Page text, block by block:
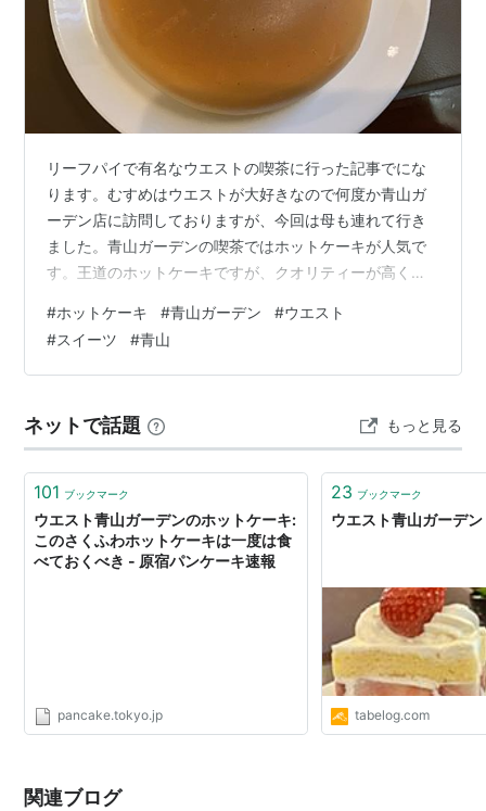
リーフパイで有名なウエストの喫茶に行った記事でにな
ります。むすめはウエストが大好きなので何度か青山ガ
ーデン店に訪問しておりますが、今回は母も連れて行き
ました。青山ガーデンの喫茶ではホットケーキが人気で
す。王道のホットケーキですが、クオリティーが高くと
ていますが、こちらのお店をとても気に入ったようで
す。 公式HPはこちらです。 www.ginza-west.com 店舗
情報・アクセス 銀座本店 青山ガーデン←今回訪問した店
わりできてお得なお飲み物 アイスクリーム ケーキセット
ホットケーキ 青…
#ホットケーキ #青山ガーデン #ウエスト
#スイーツ #青山
ネットで話題 もっと見る
101 ブックマーク
ウエスト青山ガーデンのホットケーキ:
このさくふわホットケーキは一度は食
べておくべき - 原宿パンケーキ速報
pancake.tokyo.jp
23 ブックマーク
ウエスト青山ガーデ
tabelog.com
関連ブログ